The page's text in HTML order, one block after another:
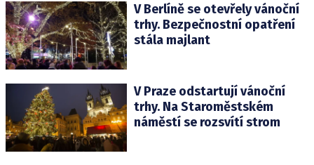
V Berlíně se otevřely vánoční
trhy. Bezpečnostní opatření
stála majlant
V Praze odstartují vánoční
trhy. Na Staroměstském
náměstí se rozsvítí strom